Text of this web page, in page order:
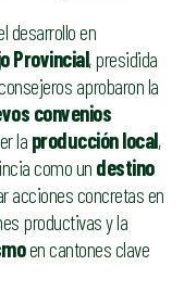
desarrollo en
Provincial, presidida
aprobaron la
convenios
la producción local,
como un destino
acciones concretas en
productivas y la
en cantones clave